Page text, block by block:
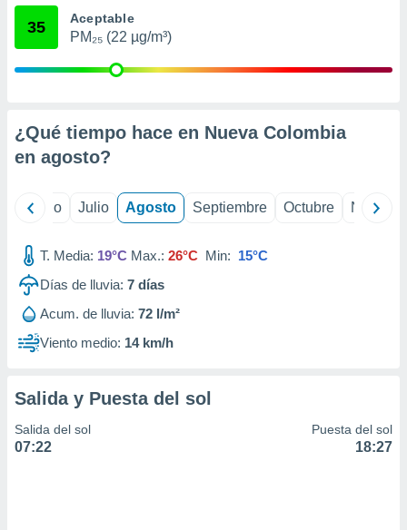
e
publicidad
1199
35 Aceptable
PM₂₅ (22 µg/m³)
¿Qué tiempo hace en Nueva Colombia
en agosto?
Junio Julio Agosto Septiembre Octubre
T. Media: 19°C Max.: 26°C Min: 15°C
Días de lluvia: 7 días
Acum. de lluvia: 72 l/m²
Viento medio: 14 km/h
Salida y Puesta del sol
Salida del sol
07:22
Puesta del sol
18:27